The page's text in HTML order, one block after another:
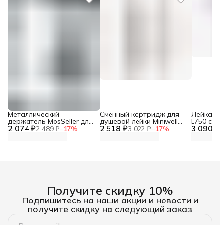
2 074 ₽2 489 ₽−17%
Металлический
держатель MosSeller для
смартфона с 2 518 ₽3 022 ₽−17%
Сменный картридж для
душевой лейки Miniwell
L750, угольный 3 090 ₽
Лейка
L750 со
Получите скидку 10%
Подпишитесь на наши акции и новости и
получите скидку на следующий заказ